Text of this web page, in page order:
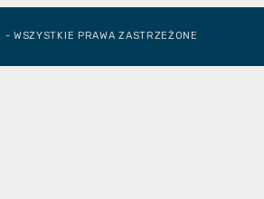
WSZYSTKIE PRAWA ZASTRZEŻONE